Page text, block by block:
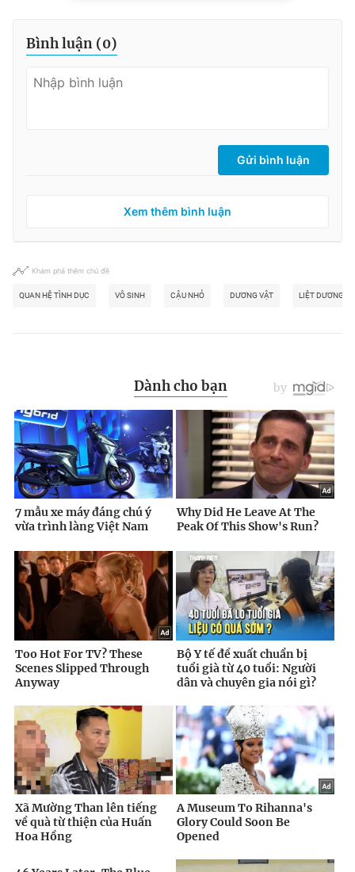
Bình luận (0)
Gửi bình luận
Xem thêm bình luận
Khám phá thêm chủ đề
QUAN HỆ TÌNH DỤC VÔ SINH CẬU NHỎ DƯƠNG VẬT LIỆT DƯƠNG